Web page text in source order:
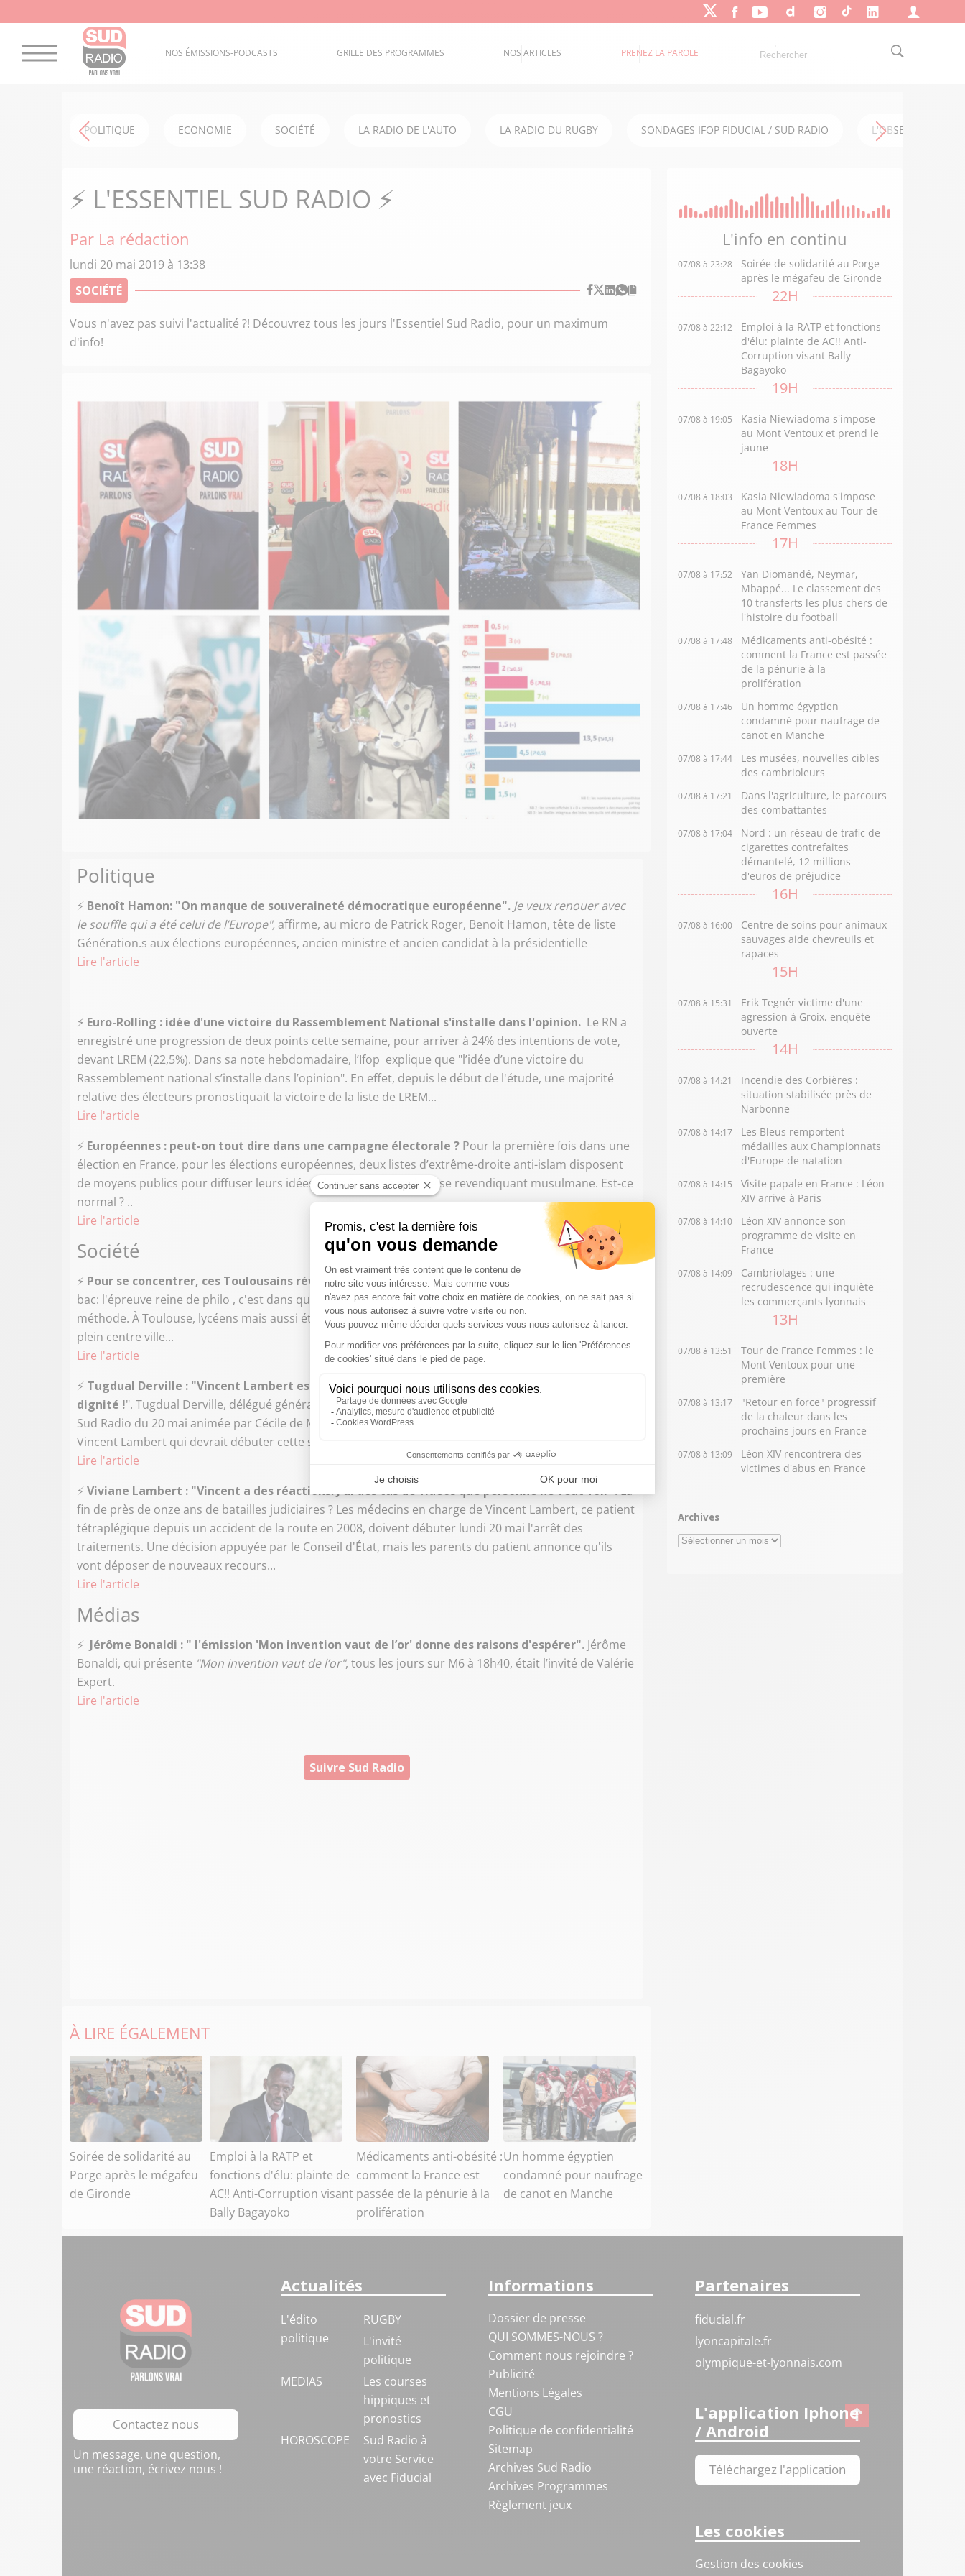
NOS ÉMISSIONS-PODCASTS GRILLE DES PROGRAMMES NOS ARTICLES PRENEZ LA PAROLE
POLITIQUE ECONOMIE SOCIÉTÉ LA RADIO DE L'AUTO LA RADIO DU RUGBY SONDAGES IFOP FIDUCIAL / SUD RADIO L'OBSERVATOIRE
⚡️ L'ESSENTIEL SUD RADIO ⚡️
Par La rédaction
lundi 20 mai 2019 à 13:38
SOCIÉTÉ
Vous n'avez pas suivi l'actualité ?! Découvrez tous les jours l'Essentiel Sud Radio, pour un maximum
d'info!
Politique
⚡️ Benoît Hamon: "On manque de souveraineté démocratique européenne". Je veux renouer avec
le souffle qui a été celui de l’Europe", affirme, au micro de Patrick Roger, Benoit Hamon, tête de liste
Génération.s aux élections européennes, ancien ministre et ancien candidat à la présidentielle
Lire l'article
⚡️ Euro-Rolling : idée d'une victoire du Rassemblement National s'installe dans l'opinion. Le RN a
enregistré une progression de deux points cette semaine, pour arriver à 24% des intentions de vote,
devant LREM (22,5%). Dans sa note hebdomadaire, l’Ifop explique que "l’idée d’une victoire du
Rassemblement national s’installe dans l’opinion". En effet, depuis le début de l'étude, une majorité
relative des électeurs pronostiquait la victoire de la liste de LREM...
Lire l'article
⚡️ Européennes : peut-on tout dire dans une campagne électorale ? Pour la première fois dans une
élection en France, pour les élections européennes, deux listes d’extrême-droite anti-islam disposent
de moyens publics pour diffuser leurs idées, de même qu’une liste se revendiquant musulmane. Est-ce
normal ? ..
Lire l'article
Société
⚡️ Pour se concentrer, ces Toulousains révisent au couvent !. Le sprint final pour les candidats au
bac: l'épreuve reine de philo , c'est dans quatre semaines, le lundi 17 juin. Pour réviser, à chacun sa
méthode. À Toulouse, lycéens mais aussi étudiants peuvent réviser leurs épreuves, dans un couvent en
plein centre ville...
Lire l'article
⚡️ Tugdual Derville : "Vincent Lambert est en vie ! Si on le traite de mort-vivant, c'est nier sa
dignité !". Tugdual Derville, délégué général d’Alliance VITA, était "L’invité de l’actu"
Sud Radio du 20 mai animée par Cécile de Ménibus et Patrick Roger. Il revient sur l’arrêt des soins de
Vincent Lambert qui devrait débuter cette semaine...
Lire l'article
⚡️ Viviane Lambert : "Vincent a des réactions. J'ai des tas de vidéos que personne ne veut voir". La
fin de près de onze ans de batailles judiciaires ? Les médecins en charge de Vincent Lambert, ce patient
tétraplégique depuis un accident de la route en 2008, doivent débuter lundi 20 mai l'arrêt des
traitements. Une décision appuyée par le Conseil d'État, mais les parents du patient annonce qu'ils
vont déposer de nouveaux recours...
Lire l'article
Médias
⚡️ Jérôme Bonaldi : " l'émission 'Mon invention vaut de l’or' donne des raisons d'espérer". Jérôme
Bonaldi, qui présente "Mon invention vaut de l’or", tous les jours sur M6 à 18h40, était l’invité de Valérie
Expert.
Lire l'article
Suivre Sud Radio
À LIRE ÉGALEMENT
Soirée de solidarité au
Porge après le mégafeu
de Gironde
Emploi à la RATP et
fonctions d'élu: plainte de
AC!! Anti-Corruption visant
Bally Bagayoko
Médicaments anti-obésité :
comment la France est
passée de la pénurie à la
prolifération
Un homme égyptien
condamné pour naufrage
de canot en Manche
L'info en continu
07/08 à 23:28
Soirée de solidarité au Porge
après le mégafeu de Gironde
22H
07/08 à 22:12
Emploi à la RATP et fonctions
d'élu: plainte de AC!! Anti-
Corruption visant Bally
Bagayoko
19H
07/08 à 19:05
Kasia Niewiadoma s'impose
au Mont Ventoux et prend le
jaune
18H
07/08 à 18:03
Kasia Niewiadoma s'impose
au Mont Ventoux au Tour de
France Femmes
17H
07/08 à 17:52
Yan Diomandé, Neymar,
Mbappé... Le classement des
10 transferts les plus chers de
l'histoire du football
07/08 à 17:48
Médicaments anti-obésité :
comment la France est passée
de la pénurie à la
prolifération
07/08 à 17:46
Un homme égyptien
condamné pour naufrage de
canot en Manche
07/08 à 17:44
Les musées, nouvelles cibles
des cambrioleurs
07/08 à 17:21
Dans l'agriculture, le parcours
des combattantes
07/08 à 17:04
Nord : un réseau de trafic de
cigarettes contrefaites
démantelé, 12 millions
d'euros de préjudice
16H
07/08 à 16:00
Centre de soins pour animaux
sauvages aide chevreuils et
rapaces
15H
07/08 à 15:31
Erik Tegnér victime d'une
agression à Groix, enquête
ouverte
14H
07/08 à 14:21
Incendie des Corbières :
situation stabilisée près de
Narbonne
07/08 à 14:17
Les Bleus remportent
médailles aux Championnats
d'Europe de natation
07/08 à 14:15
Visite papale en France : Léon
XIV arrive à Paris
07/08 à 14:10
Léon XIV annonce son
programme de visite en
France
07/08 à 14:09
Cambriolages : une
recrudescence qui inquiète
les commerçants lyonnais
13H
07/08 à 13:51
Tour de France Femmes : le
Mont Ventoux pour une
première
07/08 à 13:17
"Retour en force" progressif
de la chaleur dans les
prochains jours en France
07/08 à 13:09
Léon XIV rencontrera des
victimes d'abus en France
Archives
Archives
Contactez nous
Un message, une question,
une réaction, écrivez nous !
Actualités
L'édito
politique
RUGBY
L'invité
politique
MEDIAS
Les courses
hippiques et
pronostics
HOROSCOPE
Sud Radio à
votre Service
avec Fiducial
Informations
Dossier de presse
QUI SOMMES-NOUS ?
Comment nous rejoindre ?
Publicité
Mentions Légales
CGU
Politique de confidentialité
Sitemap
Archives Sud Radio
Archives Programmes
Règlement jeux
Partenaires
fiducial.fr
lyoncapitale.fr
olympique-et-lyonnais.com
L'application Iphone
/ Android
Téléchargez l'application
Les cookies
Gestion des cookies